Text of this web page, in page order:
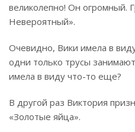
великолепно! Он огромный.
Невероятный».
Очевидно, Вики имела в
одни только трусы
имела в виду что-то еще?
В другой раз Виктория
«Золотые яйца».